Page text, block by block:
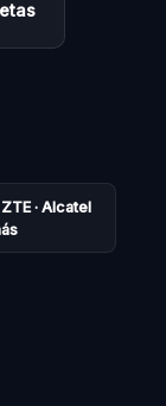
ZTE · Alcatel